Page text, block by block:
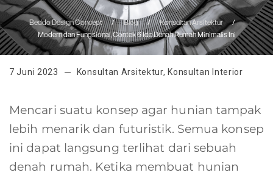
Beddo Design Concept / Blog / Konsultan Arsitektur
/
Modern dan Fungsional, Contek 6 Ide Denah Rumah Minimalis Ini
7 Juni 2023 Konsultan Arsitektur, Konsultan Interior
Mencari suatu konsep agar hunian tampak
lebih menarik dan futuristik. Semua konsep
ini dapat langsung terlihat dari sebuah
denah rumah. Ketika membuat hunian